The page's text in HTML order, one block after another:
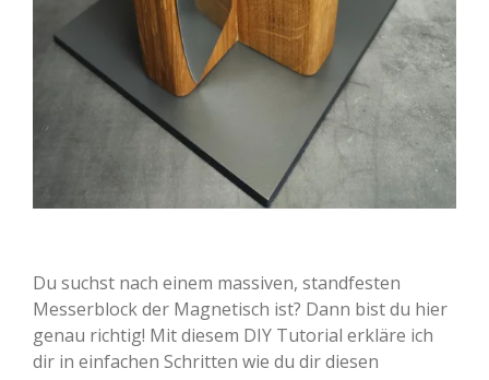
Du suchst nach einem massiven, standfesten
Messerblock der Magnetisch ist? Dann bist du hier
genau richtig! Mit diesem DIY Tutorial erkläre ich
dir in einfachen Schritten wie du dir diesen